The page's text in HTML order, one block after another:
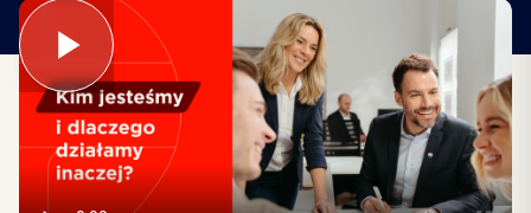
REMAX to międzynarodowa sieć, która łączy
niezależnych agentów nieruchomości w silny
system wsparcia. Nasz model opiera się
na współpracy, przejrzystości prowizji oraz realnym